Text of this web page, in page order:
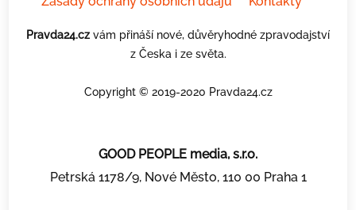
Pravda24.cz vám přináší nové, důvěryhodné zpravodajství
z Česka i ze světa.
Copyright © 2019-2020 Pravda24.cz
GOOD PEOPLE media, s.r.o.
Petrská 1178/9, Nové Město, 110 00 Praha 1